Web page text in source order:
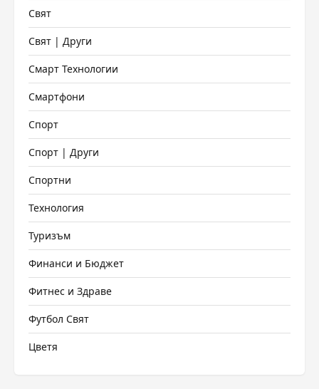
Свят
Свят | Други
Смарт Технологии
Смартфони
Спорт
Спорт | Други
Спортни
Технология
Туризъм
Финанси и Бюджет
Фитнес и Здраве
Футбол Свят
Цветя